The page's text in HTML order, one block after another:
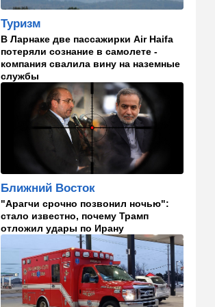
самолета угодил в ШАБАК
21:48 Израиль
"Сумасшедшие рулят
психбольницей": новое
назначение в ООН вызвало
критику
Мнения
О му…ках, шаббате и
конституции…
20:20 Израиль
Маленькая девочка утонула
в Ашкелоне
19:38 Выборы в Израиле
"Голосовать не за кого":
Эрдан и Эдельштейн
создали новую партию
18:42 В мире
Туризм
В Ларнаке две пассажирки Air Haifa
потеряли сознание в самолете -
компания свалила вину на наземные
службы
Ближний Восток
"Арагчи срочно позвонил ночью":
стало известно, почему Трамп
отложил удары по Ирану